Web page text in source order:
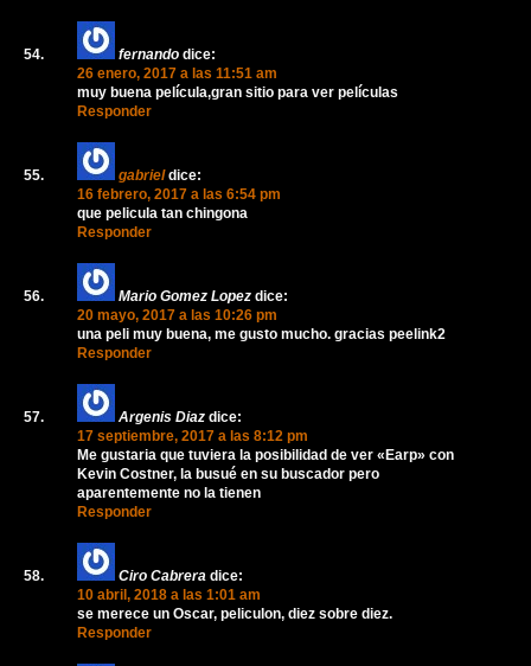
fernando dice:
26 enero, 2017 a las 11:51 am
muy buena película,gran sitio para ver películas
Responder
gabriel dice:
16 febrero, 2017 a las 6:54 pm
que pelicula tan chingona
Responder
Mario Gomez Lopez dice:
20 mayo, 2017 a las 10:26 pm
una peli muy buena, me gusto mucho. gracias peelink2
Responder
Argenis Diaz dice:
17 septiembre, 2017 a las 8:12 pm
Me gustaria que tuviera la posibilidad de ver «Earp» con
Kevin Costner, la busué en su buscador pero
aparentemente no la tienen
Responder
Ciro Cabrera dice:
10 abril, 2018 a las 1:01 am
se merece un Oscar, peliculon, diez sobre diez.
Responder